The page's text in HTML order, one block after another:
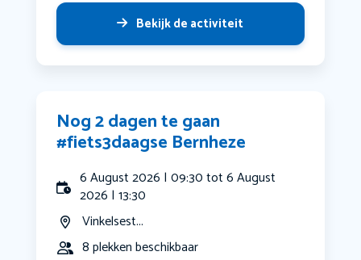
Bekijk de activiteit
Nog 2 dagen te gaan
#fiets3daagse Bernheze
6 August 2026 | 09:30 tot 6 August
2026 | 13:30
Vinkelsest...
8 plekken beschikbaar